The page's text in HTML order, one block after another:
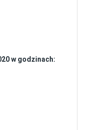
w godzinach: